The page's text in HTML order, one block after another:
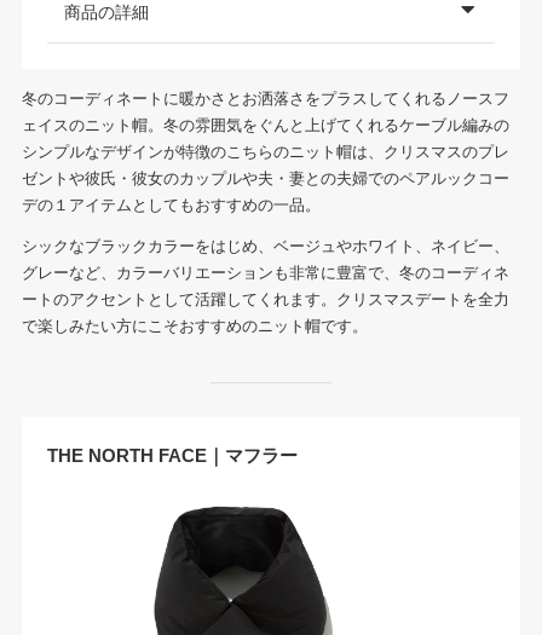
商品の詳細
冬のコーディネートに暖かさとお洒落さをプラスしてくれるノースフ
ェイスのニット帽。冬の雰囲気をぐんと上げてくれるケーブル編みの
シンプルなデザインが特徴のこちらのニット帽は、クリスマスのプレ
ゼントや彼氏・彼女のカップルや夫・妻との夫婦でのペアルックコー
デの１アイテムとしてもおすすめの一品。
シックなブラックカラーをはじめ、ベージュやホワイト、ネイビー、
グレーなど、カラーバリエーションも非常に豊富で、冬のコーディネ
ートのアクセントとして活躍してくれます。クリスマスデートを全力
で楽しみたい方にこそおすすめのニット帽です。
THE NORTH FACE｜マフラー